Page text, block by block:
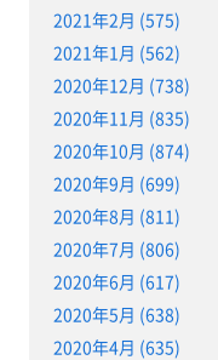
2021年2月 (575)
2021年1月 (562)
2020年12月 (738)
2020年11月 (835)
2020年10月 (874)
2020年9月 (699)
2020年8月 (811)
2020年7月 (806)
2020年6月 (617)
2020年5月 (638)
2020年4月 (635)